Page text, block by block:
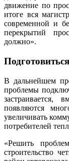
движение по
итоге вся
современной и
перекрытий
должно».
В дальнейшем
проблемы
застраивается,
появляются
увеличивать
потребителей
«Решить
строительство